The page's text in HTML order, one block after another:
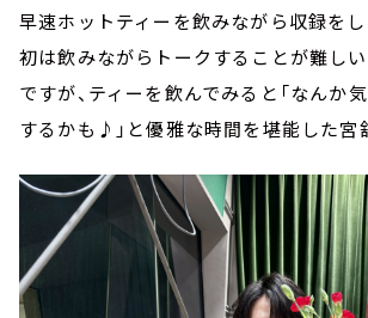
早速ホットティーを飲みながら収録を
初は飲みながらトークすることが難し
ですが、ティーを飲んでみると「なんか
するかも♪」と優雅な時間を堪能した宮